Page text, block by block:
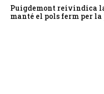
Puigdemont reivindica
manté el pols ferm per